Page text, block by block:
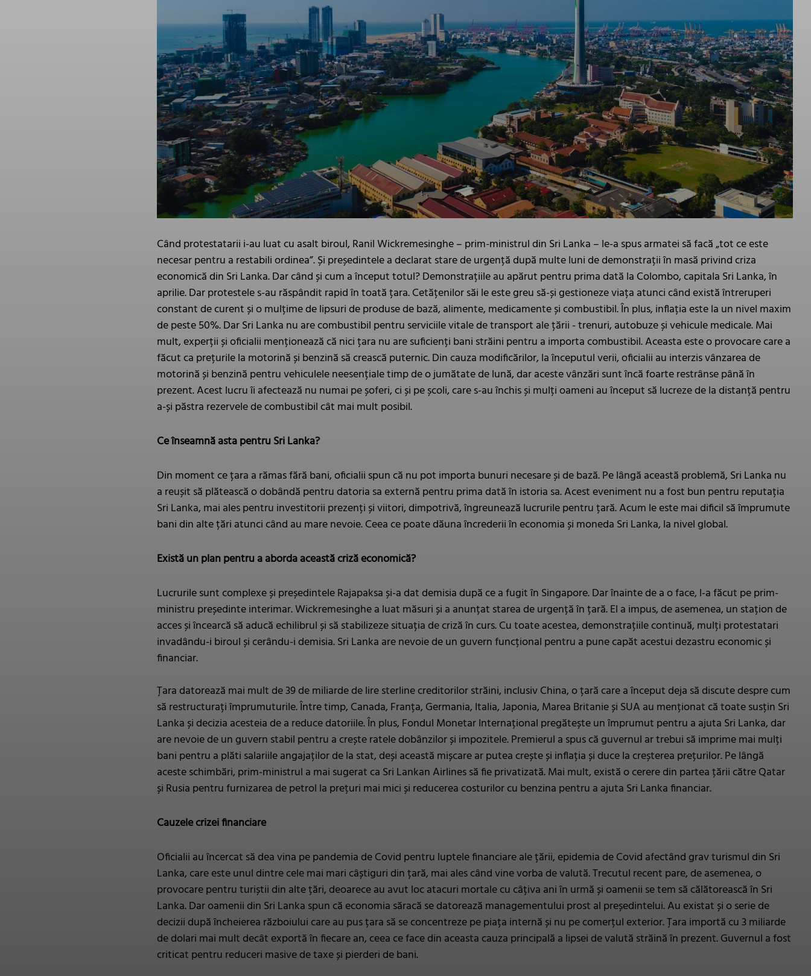
Când protestatarii i-au luat cu asalt biroul, Ranil Wickremesinghe – prim-ministrul din Sri Lanka – le-a spus armatei să facă „tot ce este
necesar pentru a restabili ordinea”. Și președintele a declarat stare de urgență după multe luni de demonstrații în masă privind criza
economică din Sri Lanka. Dar când și cum a început totul? Demonstrațiile au apărut pentru prima dată la Colombo, capitala Sri Lanka, în
aprilie. Dar protestele s-au răspândit rapid în toată țara. Cetățenilor săi le este greu să-și gestioneze viața atunci când există întreruperi
constant de curent și o mulțime de lipsuri de produse de bază, alimente, medicamente și combustibil. În plus, inflația este la un nivel maxim
de peste 50%. Dar Sri Lanka nu are combustibil pentru serviciile vitale de transport ale țării - trenuri, autobuze și vehicule medicale. Mai
mult, experții și oficialii menționează că nici țara nu are suficienți bani străini pentru a importa combustibil. Aceasta este o provocare care a
făcut ca prețurile la motorină și benzină să crească puternic. Din cauza modificărilor, la începutul verii, oficialii au interzis vânzarea de
motorină și benzină pentru vehiculele neesențiale timp de o jumătate de lună, dar aceste vânzări sunt încă foarte restrânse până în
prezent. Acest lucru îi afectează nu numai pe șoferi, ci și pe școli, care s-au închis și mulți oameni au început să lucreze de la distanță pentru
a-și păstra rezervele de combustibil cât mai mult posibil.
Ce înseamnă asta pentru Sri Lanka?
Din moment ce țara a rămas fără bani, oficialii spun că nu pot importa bunuri necesare și de bază. Pe lângă această problemă, Sri Lanka nu
a reușit să plătească o dobândă pentru datoria sa externă pentru prima dată în istoria sa. Acest eveniment nu a fost bun pentru reputația
Sri Lanka, mai ales pentru investitorii prezenți și viitori, dimpotrivă, îngreunează lucrurile pentru țară. Acum le este mai dificil să împrumute
bani din alte țări atunci când au mare nevoie. Ceea ce poate dăuna încrederii în economia și moneda Sri Lanka, la nivel global.
Există un plan pentru a aborda această criză economică?
Lucrurile sunt complexe și președintele Rajapaksa și-a dat demisia după ce a fugit în Singapore. Dar înainte de a o face, l-a făcut pe prim-
ministru președinte interimar. Wickremesinghe a luat măsuri și a anunțat starea de urgență în țară. El a impus, de asemenea, un stațion de
acces și încearcă să aducă echilibrul și să stabilizeze situația de criză în curs. Cu toate acestea, demonstrațiile continuă, mulți protestatari
invadându-i biroul și cerându-i demisia. Sri Lanka are nevoie de un guvern funcțional pentru a pune capăt acestui dezastru economic și
financiar.
Țara datorează mai mult de 39 de miliarde de lire sterline creditorilor străini, inclusiv China, o țară care a început deja să discute despre cum
să restructurați împrumuturile. Între timp, Canada, Franța, Germania, Italia, Japonia, Marea Britanie și SUA au menționat că toate susțin Sri
Lanka și decizia acesteia de a reduce datoriile. În plus, Fondul Monetar Internațional pregătește un împrumut pentru a ajuta Sri Lanka, dar
are nevoie de un guvern stabil pentru a crește ratele dobânzilor și impozitele. Premierul a spus că guvernul ar trebui să imprime mai mulți
bani pentru a plăti salariile angajaților de la stat, deși această mișcare ar putea crește și inflația și duce la creșterea prețurilor. Pe lângă
aceste schimbări, prim-ministrul a mai sugerat ca Sri Lankan Airlines să fie privatizată. Mai mult, există o cerere din partea țării către Qatar
și Rusia pentru furnizarea de petrol la prețuri mai mici și reducerea costurilor cu benzina pentru a ajuta Sri Lanka financiar.
Cauzele crizei financiare
Oficialii au încercat să dea vina pe pandemia de Covid pentru luptele financiare ale țării, epidemia de Covid afectând grav turismul din Sri
Lanka, care este unul dintre cele mai mari câștiguri din țară, mai ales când vine vorba de valută. Trecutul recent pare, de asemenea, o
provocare pentru turiștii din alte țări, deoarece au avut loc atacuri mortale cu câțiva ani în urmă și oamenii se tem să călătorească în Sri
Lanka. Dar oamenii din Sri Lanka spun că economia săracă se datorează managementului prost al președintelui. Au existat și o serie de
decizii după încheierea războiului care au pus țara să se concentreze pe piața internă și nu pe comerțul exterior. Țara importă cu 3 miliarde
de dolari mai mult decât exportă în fiecare an, ceea ce face din aceasta cauza principală a lipsei de valută străină în prezent. Guvernul a fost
criticat pentru reduceri masive de taxe și pierderi de bani.